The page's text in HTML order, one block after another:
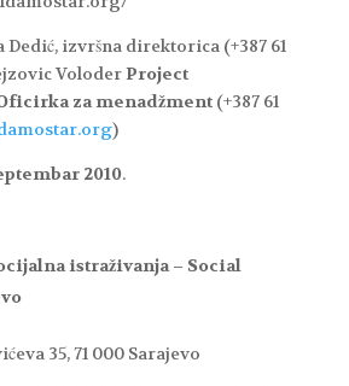
Dedić, izvršna direktorica (+387 61
VoloderProject
za menadžment(+387 61
)
2010.
istraživanja – Social
35, 71 000 Sarajevo